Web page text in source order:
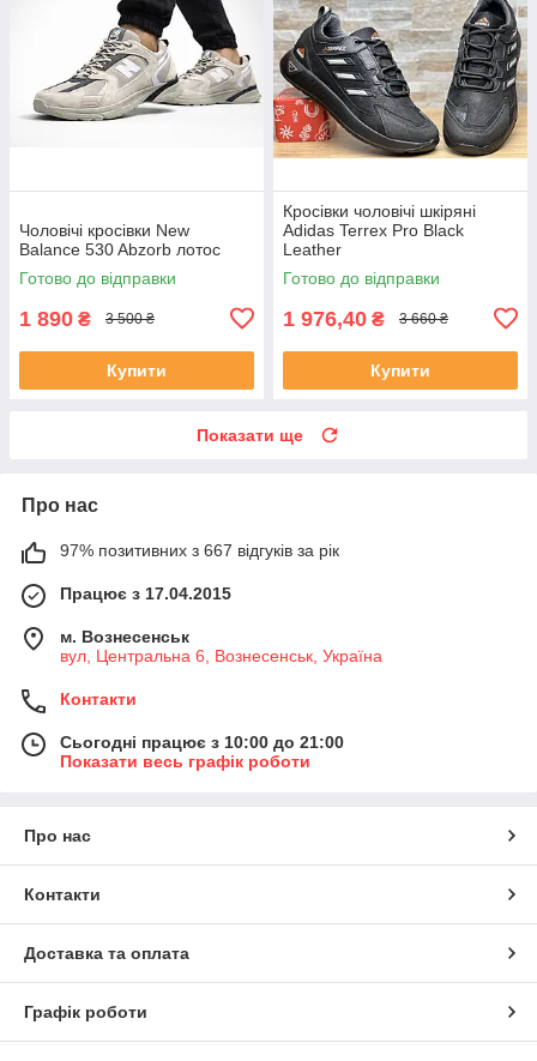
Чоловічі кросівки New
Balance 530 Abzorb лотос
Готово до відправки
1 890 ₴ 3 500 ₴
Купити
Кросівки чоловічі шкіряні
Adidas Terrex Pro Black
Leather
Готово до відправки
1 976,40 ₴ 3 660 ₴
Купити
Показати ще
Про нас
97% позитивних з 667 відгуків за рік
Працює з 17.04.2015
м. Вознесенськ
вул, Центральна 6, Вознесенськ, Україна
Контакти
Сьогодні працює з 10:00 до 21:00
Показати весь графік роботи
Про нас
Контакти
Доставка та оплата
Графік роботи